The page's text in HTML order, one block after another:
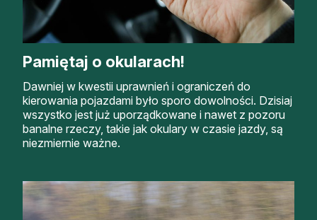
Pamiętaj o okularach!
Dawniej w kwestii uprawnień i ograniczeń do
kierowania pojazdami było sporo dowolności. Dzisiaj
wszystko jest już uporządkowane i nawet z pozoru
banalne rzeczy, takie jak okulary w czasie jazdy, są
niezmiernie ważne.